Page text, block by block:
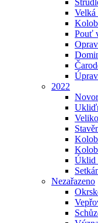
Velká
Pouť
2022
Úklid
Nezařazeno